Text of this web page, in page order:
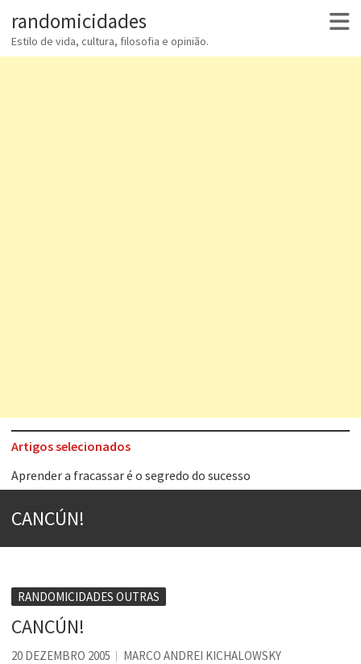
randomicidades
Estilo de vida, cultura, filosofia e opinião.
Artigos selecionados
Aprender a fracassar é o segredo do sucesso
Contardo Calligaris prega o “direito à tristeza”
Voto obrigatório é correto?
Se queres salvar o mundo, o veganismo não é a resposta
Tem que filmar isso daí
CANCÚN!
RANDOMICIDADES OUTRAS
CANCÚN!
20 DEZEMBRO 2005 MARCO ANDREI KICHALOWSKY